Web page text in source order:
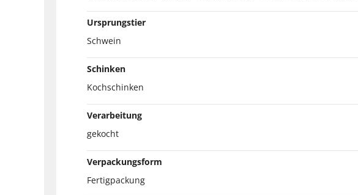
Ursprungstier
Schwein
Schinken
Kochschinken
Verarbeitung
gekocht
Verpackungsform
Fertigpackung